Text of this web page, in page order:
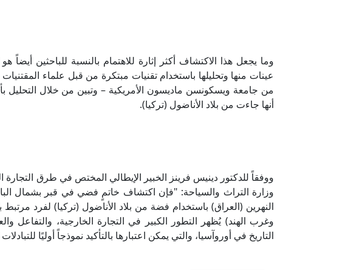
وما يجعل هذا الاكتشاف أكثر إثارة للاهتمام بالنسبة للباحثين
عينات منها وتحليلها باستخدام تقنيات مبتكرة من قبل علماء
من جامعة ويسكونسن ماديسون الأمريكية – وتبين من خلال
أنها جاءت من بلاد الأناضول (تركيا).
ووفقاً للدكتور دينيس فرينز الخبير الإيطالي المختص في طرق التجارة
وزارة التراث والسياحة: "فإن اكتشاف خاتمٍ فضي في قبر بشمال
النهرين (العراق) باستخدام فضة من بلاد الأناضول (تركيا) لفرد
وغرب الهند) يُظهر التطور الكبير في التجارة الخارجية، والتفاعل
التاريخ في أوروآسيا، والتي يمكن اعتبارها بالتأكيد نموذجاً أوليًا